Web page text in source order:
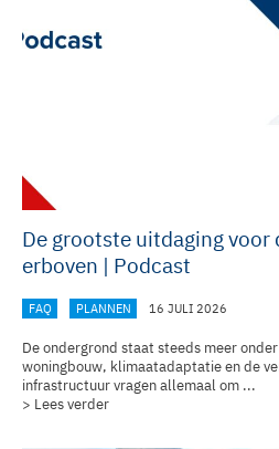
De grootste uitdaging voor
erboven | Podcast
FAQ PLANNEN 16 JULI 2026
De ondergrond staat steeds meer
woningbouw, klimaatadaptatie en de
infrastructuur vragen allemaal om ...
> Lees verder